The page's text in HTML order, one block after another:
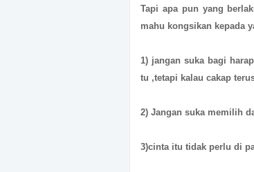
Tapi apa pun yang
mahu kongsikan kepada
1) jangan suka bagi
tu ,tetapi kalau cakap
2) Jangan suka memilih
3)cinta itu tidak perlu di